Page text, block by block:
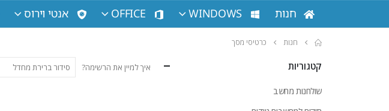
חנות WINDOWS
OFFICE אנטי וירוס
חנות כרטיסי מסך
איך למיין את הרשימה? קטגוריות
שולחנות מחשב